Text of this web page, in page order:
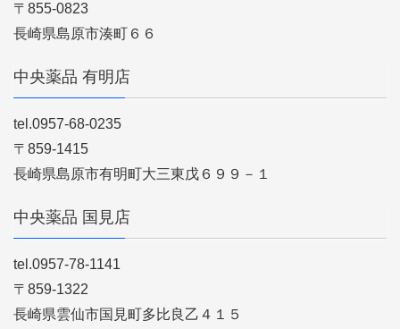
〒855-0823
長崎県島原市湊町６６
中央薬品 有明店
tel.0957-68-0235
〒859-1415
長崎県島原市有明町大三東戊６９９－１
中央薬品 国見店
tel.0957-78-1141
〒859-1322
長崎県雲仙市国見町多比良乙４１５